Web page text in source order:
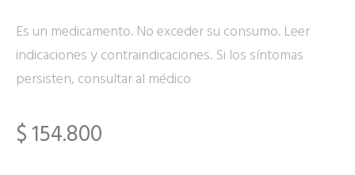
Es un medicamento. No exceder su consumo. Leer
indicaciones y contraindicaciones. Si los síntomas
persisten, consultar al médico
$154.800